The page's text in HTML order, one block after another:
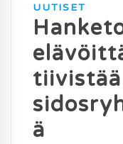
UUTISET
tiivistää
ä